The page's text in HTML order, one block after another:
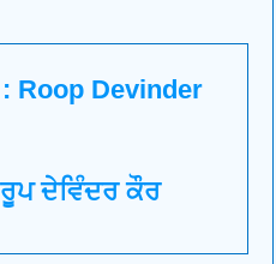
Roop Devinder
ਰੂਪ ਦੇਵਿੰਦਰ ਕੌਰ